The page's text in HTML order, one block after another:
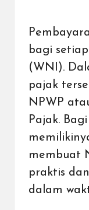
bagi
(WNI).
pajak
NPWP
Pajak.
membuat
praktis
dalam